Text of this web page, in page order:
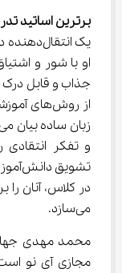
برترین اساتید
از روش‌های
می‌سازد.
محمد مهدی
مجازی آی نو